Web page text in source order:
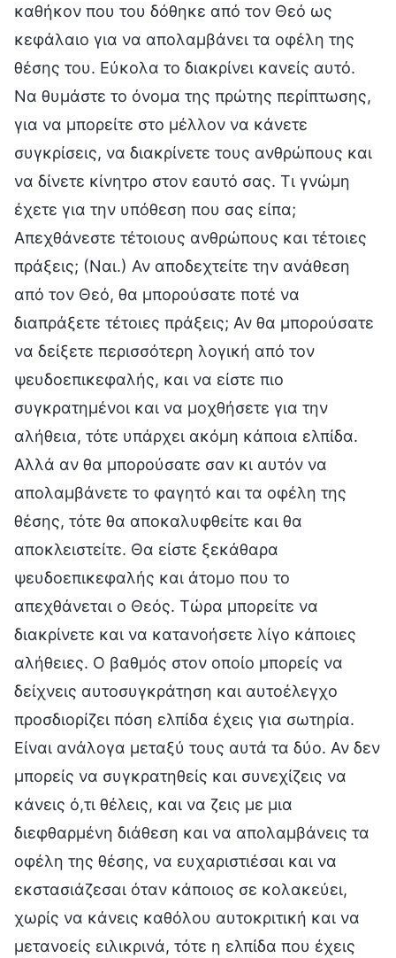
καθήκον που του δόθηκε από τον Θεό ως
κεφάλαιο για να απολαμβάνει τα οφέλη της
θέσης του. Εύκολα το διακρίνει κανείς αυτό.
Να θυμάστε το όνομα της πρώτης περίπτωσης,
για να μπορείτε στο μέλλον να κάνετε
συγκρίσεις, να διακρίνετε τους ανθρώπους και
να δίνετε κίνητρο στον εαυτό σας. Τι γνώμη
έχετε για την υπόθεση που σας είπα;
Απεχθάνεστε τέτοιους ανθρώπους και τέτοιες
πράξεις; (Ναι.) Αν αποδεχτείτε την ανάθεση
από τον Θεό, θα μπορούσατε ποτέ να
διαπράξετε τέτοιες πράξεις; Αν θα μπορούσατε
να δείξετε περισσότερη λογική από τον
ψευδοεπικεφαλής, και να είστε πιο
συγκρατημένοι και να μοχθήσετε για την
αλήθεια, τότε υπάρχει ακόμη κάποια ελπίδα.
Αλλά αν θα μπορούσατε σαν κι αυτόν να
απολαμβάνετε το φαγητό και τα οφέλη της
θέσης, τότε θα αποκαλυφθείτε και θα
αποκλειστείτε. Θα είστε ξεκάθαρα
ψευδοεπικεφαλής και άτομο που το
απεχθάνεται ο Θεός. Τώρα μπορείτε να
διακρίνετε και να κατανοήσετε λίγο κάποιες
αλήθειες. Ο βαθμός στον οποίο μπορείς να
δείχνεις αυτοσυγκράτηση και αυτοέλεγχο
προσδιορίζει πόση ελπίδα έχεις για σωτηρία.
Είναι ανάλογα μεταξύ τους αυτά τα δύο. Αν δεν
μπορείς να συγκρατηθείς και συνεχίζεις να
κάνεις ό,τι θέλεις, και να ζεις με μια
διεφθαρμένη διάθεση και να απολαμβάνεις τα
οφέλη της θέσης, να ευχαριστιέσαι και να
εκστασιάζεσαι όταν κάποιος σε κολακεύει,
χωρίς να κάνεις καθόλου αυτοκριτική και να
μετανοείς ειλικρινά, τότε η ελπίδα που έχεις